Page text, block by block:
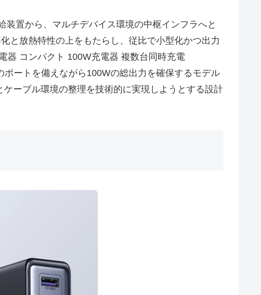
置から、マルチデバイス環境の中枢インフラへと
と放熱特性の上をもたらし、従比で小型化かつ出力
器 コンパクト 100W充電器 複数台同時充電
ートを備えながら100Wの総出力を確保するモデル
ーブル環境の整理を技術的に実現しようとする設計